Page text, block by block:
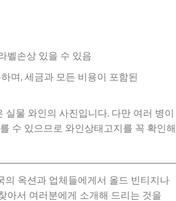
벨손상 있을 수 있음
의 옥션과 업체들에게서 올드 빈티지나
아서 여러분에게 소개해 드리는 것을